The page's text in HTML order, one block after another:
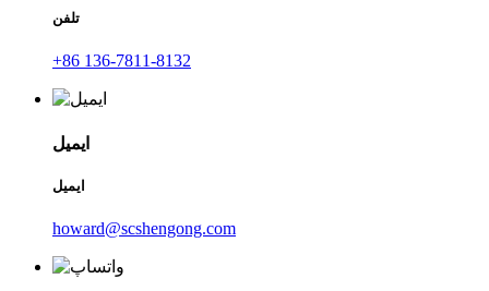
تلفن
‎+86 136-7811-8132‎
ایمیل
ایمیل
howard@scshengong.com